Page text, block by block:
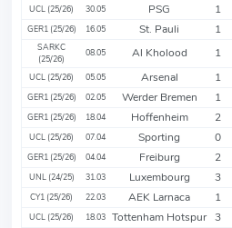
UCL (25/26) 30.05 PSG 1
GER1 (25/26) 16.05 St. Pauli 1
SARKC
(25/26)
08.05 Al Kholood 1
UCL (25/26) 05.05 Arsenal 1
GER1 (25/26) 02.05 Werder Bremen 1
GER1 (25/26) 18.04 Hoffenheim 2
UCL (25/26) 07.04 Sporting 0
GER1 (25/26) 04.04 Freiburg 2
UNL (24/25) 31.03 Luxembourg 3
CY1 (25/26) 22.03 AEK Larnaca 1
UCL (25/26) 18.03 Tottenham Hotspur 3